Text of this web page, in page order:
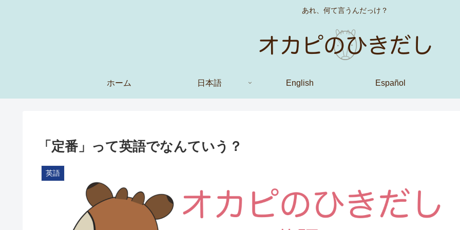
あれ、何て言うんだっけ？
ホーム 日本語 English Español
「定番」って英語でなんていう？
英語